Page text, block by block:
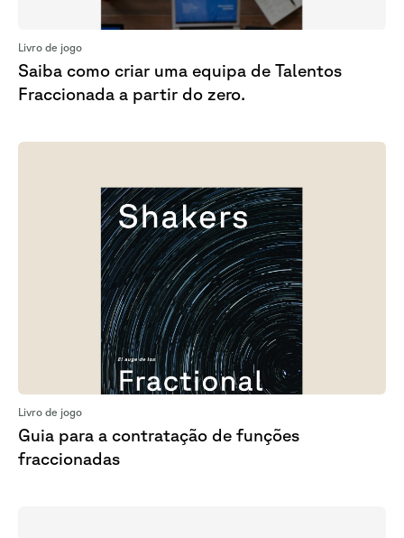
Livro de jogo
Saiba como criar uma equipa de Talentos
Fraccionada a partir do zero.
Livro de jogo
Guia para a contratação de funções
fraccionadas